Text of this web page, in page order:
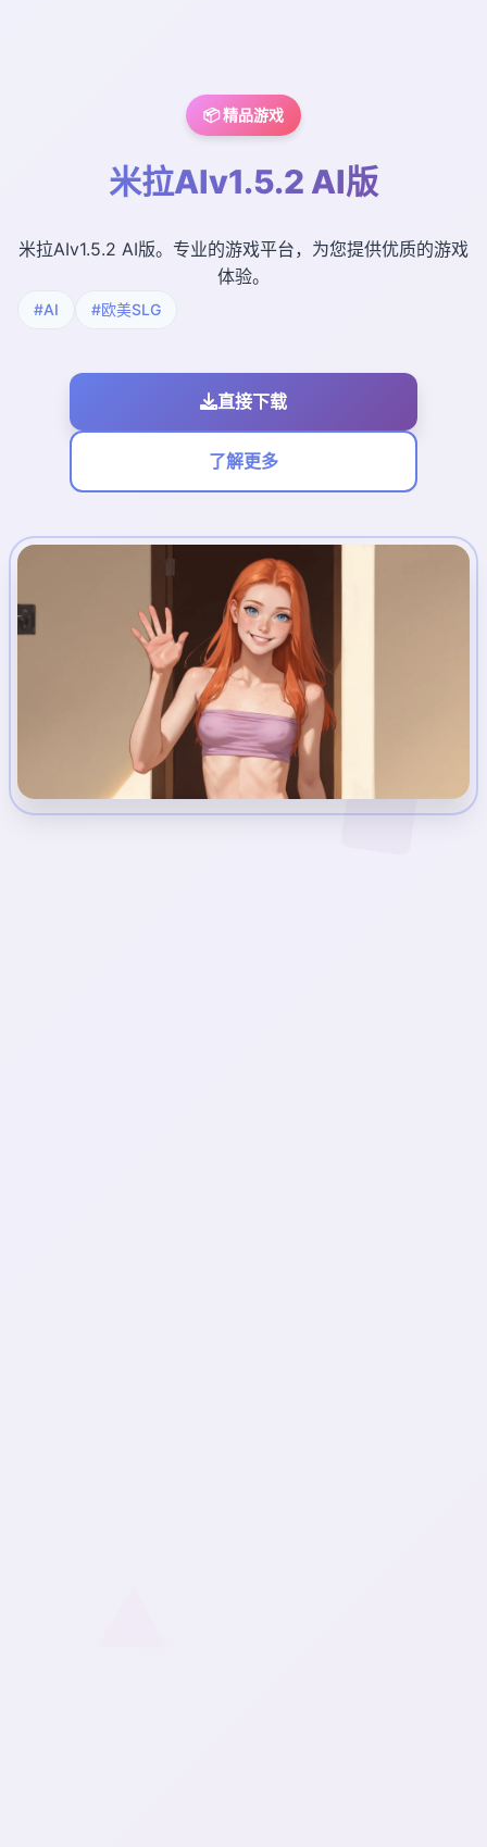
📦 精品游戏
米拉AIv1.5.2 AI版
米拉AIv1.5.2 AI版。专业的游戏平台，为您提供优质的游戏
体验。
#AI #欧美SLG
直接下载
了解更多